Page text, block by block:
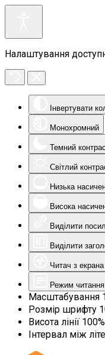
Налаштування
Інвертувати
Монохромний
Темний
Світлий
Низька
Висока
Виділити
Виділити
Читач з екрана
Режим читання
Масштабування
Розмір шрифту
Висота лінії 100%
Інтервал між